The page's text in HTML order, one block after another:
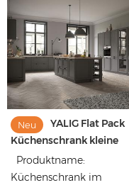
Neu
YALIG Flat Pack
Küchenschrank kleine
Küchenschränke
Produktname:
Küchenschrank im